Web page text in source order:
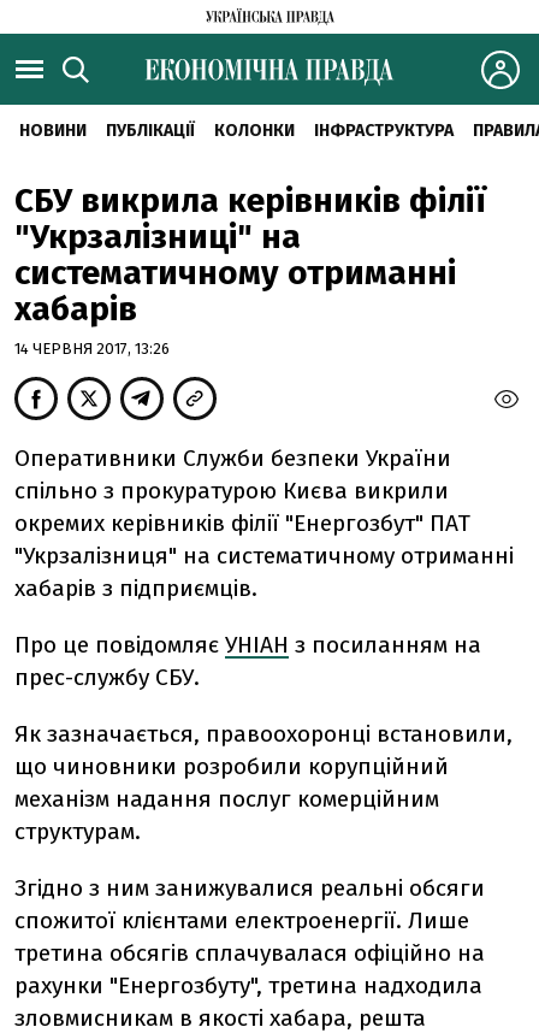
НОВИНИ ПУБЛІКАЦІЇ КОЛОНКИ ІНФРАСТРУКТУРА
СБУ викрила керівників філії
"Укрзалізниці" на
систематичному отриманні
хабарів
14 ЧЕРВНЯ 2017, 13:26
Оперативники Служби безпеки України
спільно з прокуратурою Києва викрили
окремих керівників філії "Енергозбут" ПАТ
"Укрзалізниця" на систематичному отриманні
хабарів з підприємців.
Про це повідомляє УНІАН з посиланням на
прес-службу СБУ.
Як зазначається, правоохоронці встановили,
що чиновники розробили корупційний
механізм надання послуг комерційним
структурам.
Згідно з ним занижувалися реальні обсяги
спожитої клієнтами електроенергії. Лише
третина обсягів сплачувалася офіційно на
рахунки "Енергозбуту", третина надходила
зловмисникам в якості хабара, решта